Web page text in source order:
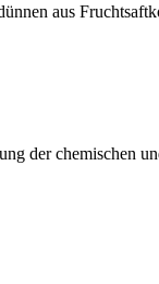
aus
der chemischen